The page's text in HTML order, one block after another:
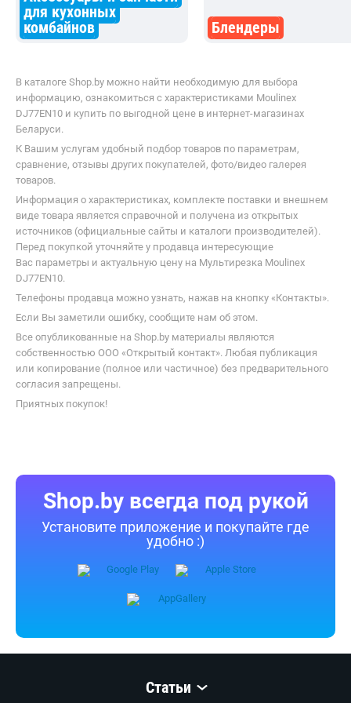
для кухонных
комбайнов
Блендеры
В каталоге Shop.by можно найти необходимую для выбора
информацию, ознакомиться с характеристиками Moulinex
DJ77EN10 и купить по выгодной цене в интернет-магазинах
Беларуси.
К Вашим услугам удобный подбор товаров по параметрам,
сравнение, отзывы других покупателей, фото/видео галерея
товаров.
Информация о характеристиках, комплекте поставки и внешнем
виде товара является справочной и получена из открытых
источников (официальные сайты и каталоги производителей).
Перед покупкой уточняйте у продавца интересующие
Вас параметры и актуальную цену на Мультирезка Moulinex
DJ77EN10.
Телефоны продавца можно узнать, нажав на кнопку «Контакты».
Если Вы заметили ошибку, сообщите нам об этом.
Все опубликованные на Shop.by материалы являются
собственностью ООО «Открытый контакт». Любая публикация
или копирование (полное или частичное) без предварительного
согласия запрещены.
Приятных покупок!
Shop.by всегда под рукой
Установите приложение и покупайте где
удобно :)
Статьи